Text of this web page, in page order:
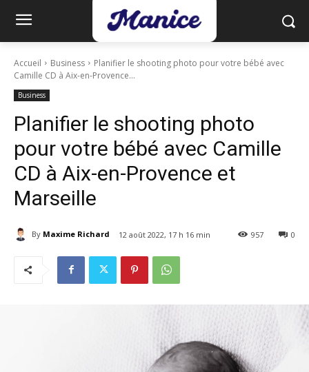
Accueil Business
Planifier le shooting photo pour votre bébé avec
Camille CD à Aix-en-Provence...
Business
Planifier le shooting photo
pour votre bébé avec Camille
CD à Aix-en-Provence et
Marseille
By Maxime Richard 12 août 2022, 17 h 16 min 0
957